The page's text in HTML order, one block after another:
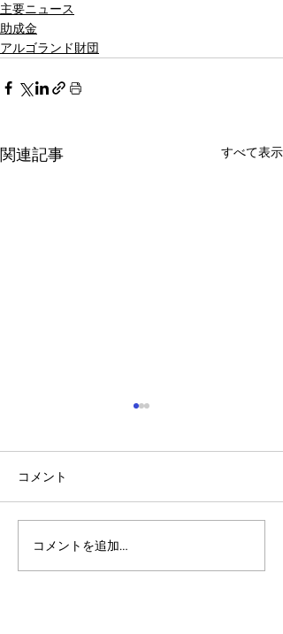
主要ニュース
助成金
アルゴランド財団
関連記事 すべて表示
アルゴランドのポスト量
子暗号（PQC）ロードマ
コメント
コメントを追加…